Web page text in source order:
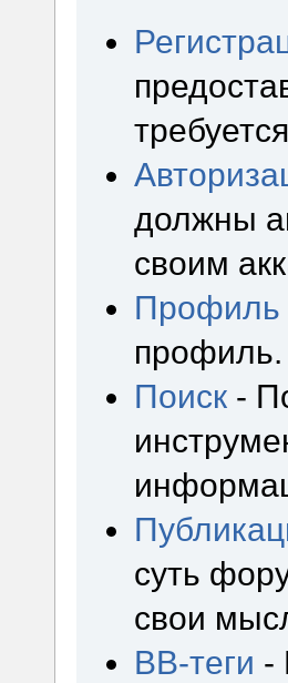
должны
своим
Профиль
профиль.
Поиск -
суть
свои
BB-теги -